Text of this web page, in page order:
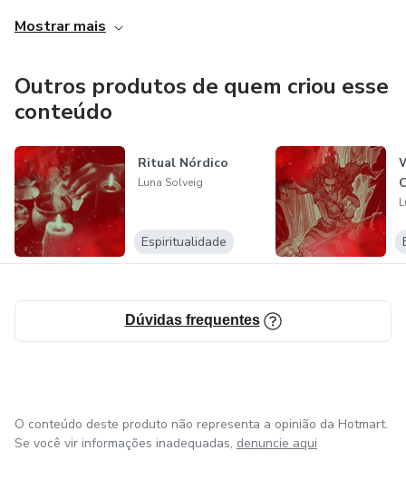
realizados online, através de chamadas de vídeo, ou
Se você busca uma abordagem integrativa e uma conexão
única com as tradições espirituais nórdicas, Luna Solveig é a
pessoa certa para guiá-lo nessa jornada de
autoconhecimento e transformação. Encontre respostas,
conexão e equilíbrio com a magia do norte!
Mostrar mais
Outros produtos de quem criou esse
conteúdo
Ritual Nórdico
Luna Solveig
Espiritualidade
Dúvidas frequentes
O conteúdo deste produto não representa a opinião da Hotmart.
Se você vir informações inadequadas, denuncie aqui